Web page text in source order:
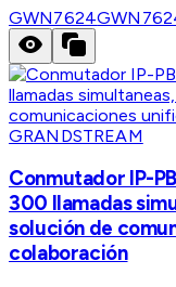
GWN7624
GRANDSTREAM
Conmutador IP-
300 llamadas
solución de
colaboración